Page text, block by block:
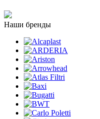
Наши бренды